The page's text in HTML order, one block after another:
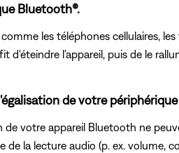
Bluetooth®.
les téléphones cellulaires,
d'éteindre l'appareil, puis de le
de votre
de votre appareil Bluetooth ne
de la lecture audio (p. ex. volume,